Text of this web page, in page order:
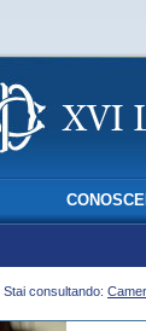
Stai consultando: